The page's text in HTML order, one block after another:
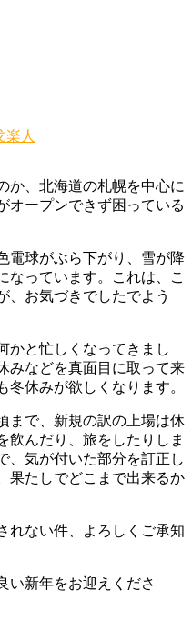
楽人
か、北海道の札幌を中心に
オープンできず困っている
電球がぶら下がり、雪が降
なっています。これは、こ
、お気づきでしたでよう
かと忙しくなってきまし
みなどを真面目に取って来
休みが欲しくなります。
まで、新規の訳の上場は休
飲んだり、旅をしたりしま
、気が付いた部分を訂正し
果たしでどこまで出来るか
れない件、よろしくご承知
い新年をお迎えくださ